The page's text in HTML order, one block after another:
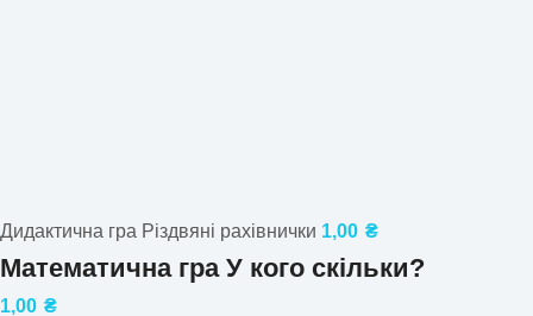
Дидактична гра Різдвяні рахівнички 1,00 ₴
Математична гра У кого скільки?
1,00 ₴